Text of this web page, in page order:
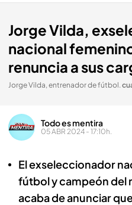
Jorge Vilda,
nacional
renuncia a sus
Jorge Vilda, entrenador de fútbol.
Todo es mentira
05 ABR 2024 - 17:10h.
El exseleccionador
fútbol y campeón del
acaba de anunciar